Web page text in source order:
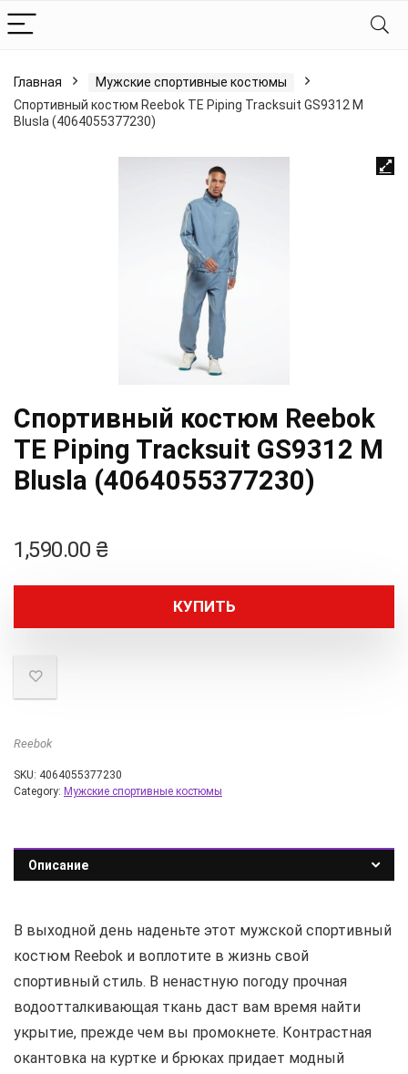
Главная
Мужские спортивные костюмы
Спортивный костюм Reebok TE Piping Tracksuit GS9312 M
Blusla (4064055377230)
Спортивный костюм Reebok
TE Piping Tracksuit GS9312 M
Blusla (4064055377230)
1,590.00 ₴
КУПИТЬ
Reebok
SKU: 4064055377230
Category: Мужские спортивные костюмы
Описание
В выходной день наденьте этот мужской спортивный
костюм Reebok и воплотите в жизнь свой
спортивный стиль. В ненастную погоду прочная
водоотталкивающая ткань даст вам время найти
укрытие, прежде чем вы промокнете. Контрастная
окантовка на куртке и брюках придает модный